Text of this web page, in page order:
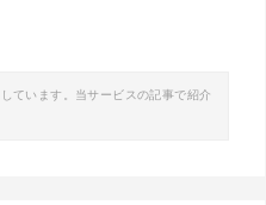
ています。当サービスの記事で紹介